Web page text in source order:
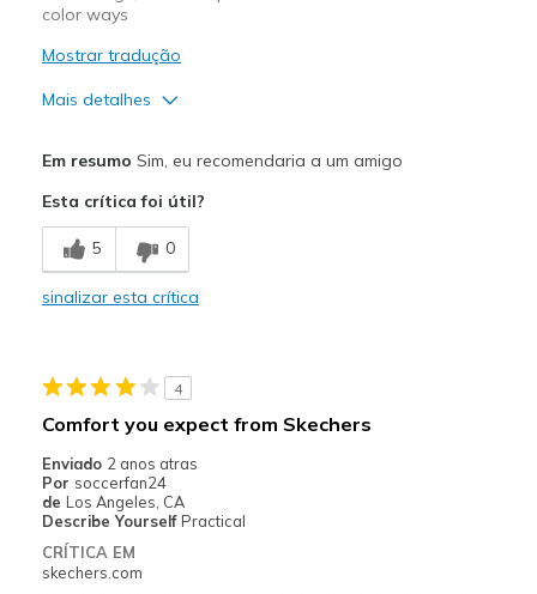
color ways
Mostrar tradução
Mais detalhes
Stylish
Contras
Need Break In
Going Out
Sizing
Em resumo Sim, eu recomendaria a um amigo
Esta crítica foi útil?
5 0
sinalizar esta crítica
4
Comfort you expect from Skechers
Enviado 2 anos atras
Por soccerfan24
de Los Angeles, CA
Describe Yourself Practical
CRÍTICA EM
skechers.com